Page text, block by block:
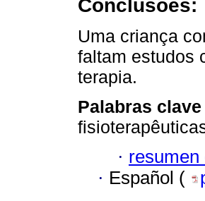
Conclusões:
Uma criança
faltam estudos
terapia.
Palabras clave
· resumen
· Español (